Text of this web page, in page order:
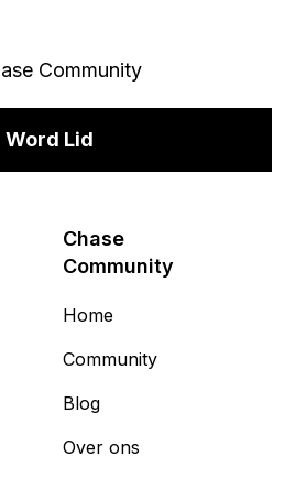
Community
Word Lid
Chase
Community
Home
Community
Blog
Over ons